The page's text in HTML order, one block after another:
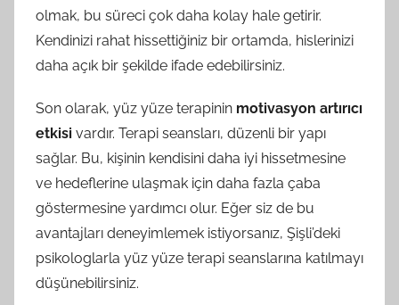
olmak, bu süreci çok daha kolay hale getirir.
Kendinizi rahat hissettiğiniz bir ortamda, hislerinizi
daha açık bir şekilde ifade edebilirsiniz.
Son olarak, yüz yüze terapinin motivasyon artırıcı
etkisi vardır. Terapi seansları, düzenli bir yapı
sağlar. Bu, kişinin kendisini daha iyi hissetmesine
ve hedeflerine ulaşmak için daha fazla çaba
göstermesine yardımcı olur. Eğer siz de bu
avantajları deneyimlemek istiyorsanız, Şişli’deki
psikologlarla yüz yüze terapi seanslarına katılmayı
düşünebilirsiniz.